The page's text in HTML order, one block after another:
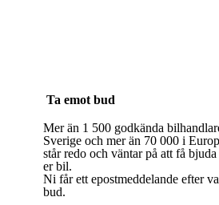
Ta emot bud
Mer än 1 500 godkända
Sverige och mer än 70 000 i
står redo och väntar på att få bjuda
er bil.
Ni får ett epostmeddelande efter
bud.